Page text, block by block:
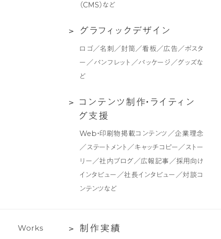
支
作
（CMS）など
グ
ク
グラフ ィ ッ ク デザイ ン
ロゴ／名刺／封筒／看板／広告／ポスタ
ー／パンフレット／パッケージ／グッズな
ど
コ
作・
テ
コ ン テ ン ツ制 作・ ラ イ ティ ン
グ支援
Web・印刷物掲載コンテンツ／企業理念
／ステートメント／キャッチコピー／ストー
リー／社内ブログ／広報記事／採用向け
インタビュー／社長インタビュー／対談コ
ンテンツなど
Works
制 制 作実績